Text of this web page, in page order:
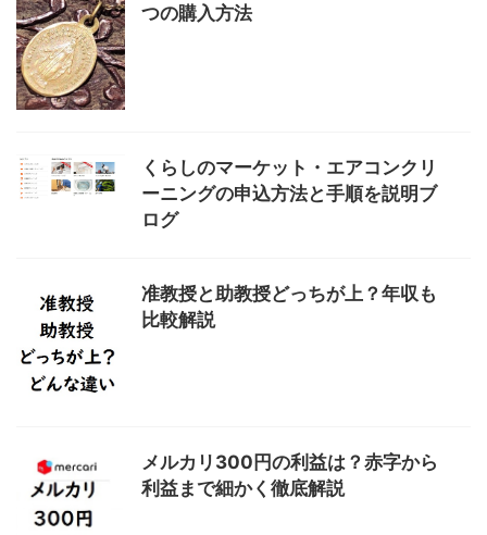
つの購入方法
くらしのマーケット・エアコンクリ
ーニングの申込方法と手順を説明ブ
ログ
准教授と助教授どっちが上？年収も
比較解説
メルカリ300円の利益は？赤字から
利益まで細かく徹底解説